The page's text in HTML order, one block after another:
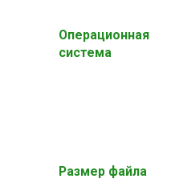
Операционная
система
Размер файла